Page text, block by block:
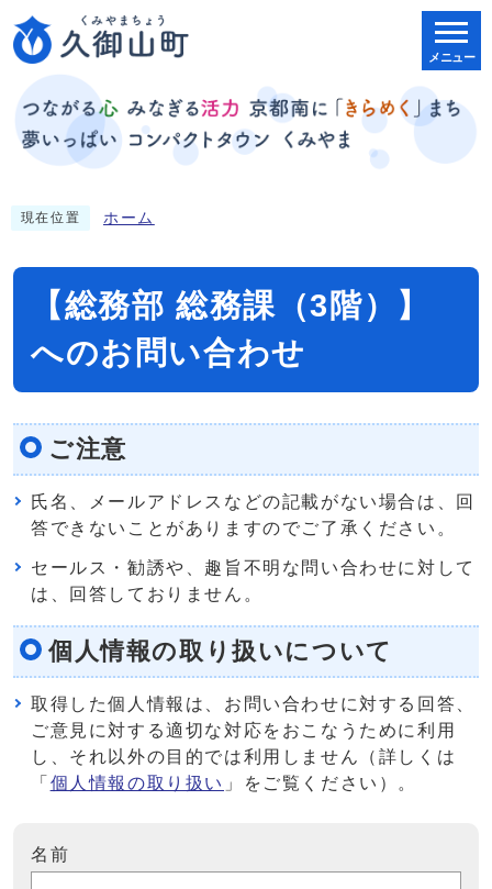
メニュー
現在位置 ホーム
【総務部 総務課（3階）】
へのお問い合わせ
ご注意
氏名、メールアドレスなどの記載がない場合は、回
答できないことがありますのでご了承ください。
セールス・勧誘や、趣旨不明な問い合わせに対して
は、回答しておりません。
個人情報の取り扱いについて
取得した個人情報は、お問い合わせに対する回答、
ご意見に対する適切な対応をおこなうために利用
し、それ以外の目的では利用しません（詳しくは
「 個人情報の取り扱い 」をご覧ください）。
名前